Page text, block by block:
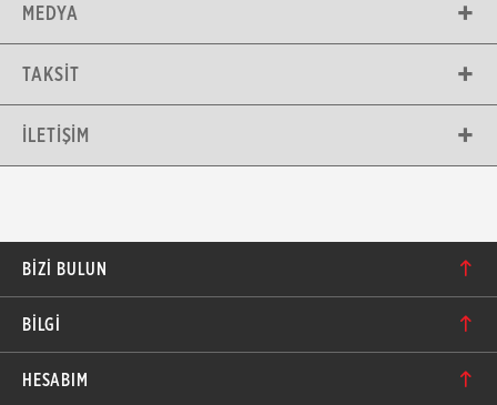
MEDYA
TAKSIT
İLETIŞIM
BIZI BULUN
bilgi@motolastik.com
BİLGİ
HESABIM